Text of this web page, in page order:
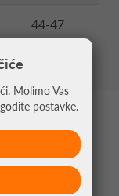
44-47
Molimo Vas
postavke.